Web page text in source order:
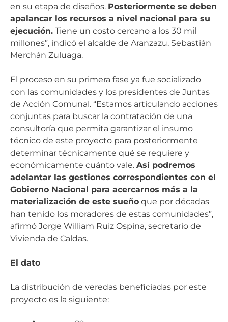
en su etapa de diseños. Posteriormente se deben
apalancar los recursos a nivel nacional para su
ejecución. Tiene un costo cercano a los 30 mil
millones”, indicó el alcalde de Aranzazu, Sebastián
Merchán Zuluaga.
El proceso en su primera fase ya fue socializado
con las comunidades y los presidentes de Juntas
de Acción Comunal. “Estamos articulando acciones
conjuntas para buscar la contratación de una
consultoría que permita garantizar el insumo
técnico de este proyecto para posteriormente
determinar técnicamente qué se requiere y
económicamente cuánto vale. Así podremos
adelantar las gestiones correspondientes con el
Gobierno Nacional para acercarnos más a la
materialización de este sueño que por décadas
han tenido los moradores de estas comunidades”,
afirmó Jorge William Ruiz Ospina, secretario de
Vivienda de Caldas.
El dato
La distribución de veredas beneficiadas por este
proyecto es la siguiente: